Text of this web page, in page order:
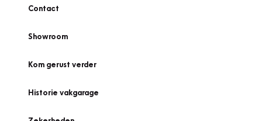
Contact
Showroom
Kom gerust verder
Historie vakgarage